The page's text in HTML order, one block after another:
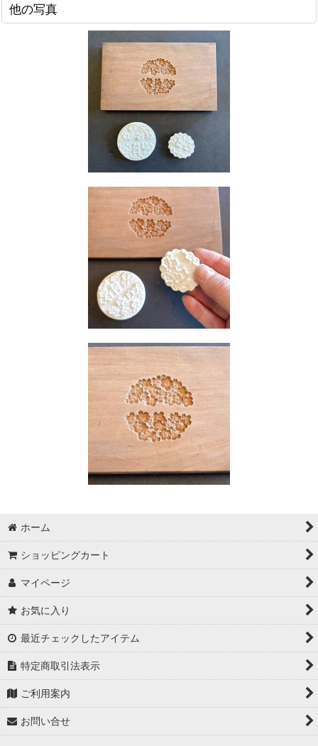
他の写真
ホーム
ショッピングカート
マイページ
お気に入り
最近チェックしたアイテム
特定商取引法表示
ご利用案内
お問い合せ